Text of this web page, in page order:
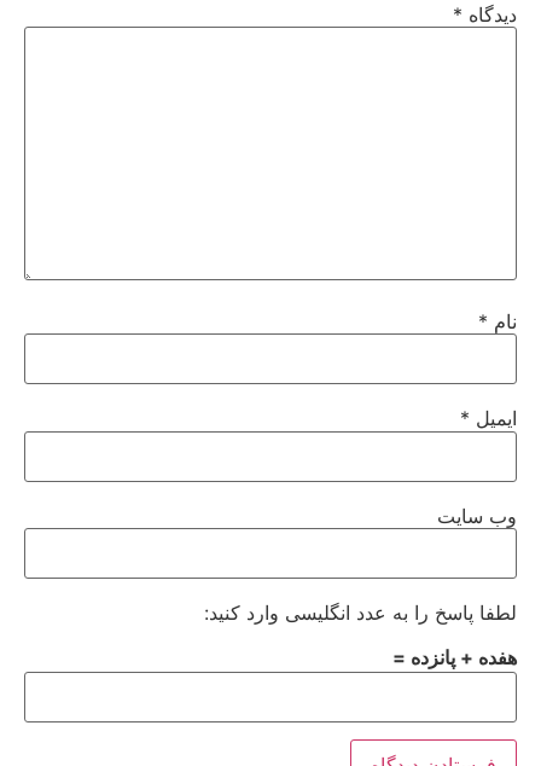
دیدگاه *
نام *
ایمیل *
وب‌ سایت
لطفا پاسخ را به عدد انگلیسی وارد کنید:
هفده + پانزده =